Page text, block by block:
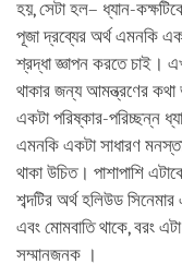
হয়, সেটা হল– ধ্যান-
পূজা দ্রব্যের অর্থ এমনকি
শ্রদ্ধা জ্ঞাপন করতে চাই।
থাকার জন্য আমন্ত্রণের কথা
একটা পরিষ্কার-পরিচ্ছন্ন
এমনকি একটা সাধারণ
থাকা উচিত। পাশাপাশি
শব্দটির অর্থ হলিউড
এবং মোমবাতি থাকে, বরং
সম্মানজনক ।